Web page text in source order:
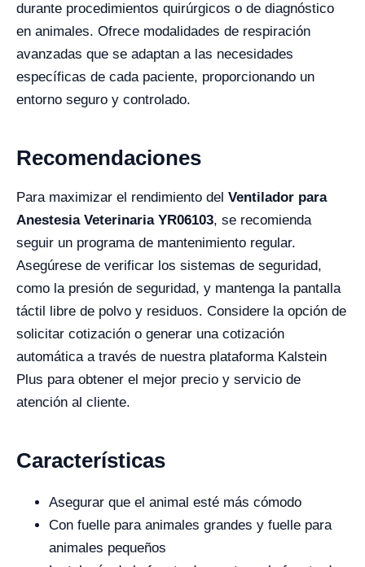
durante procedimientos quirúrgicos o de diagnóstico
en animales. Ofrece modalidades de respiración
avanzadas que se adaptan a las necesidades
específicas de cada paciente, proporcionando un
entorno seguro y controlado.
Recomendaciones
Para maximizar el rendimiento del Ventilador para
Anestesia Veterinaria YR06103, se recomienda
seguir un programa de mantenimiento regular.
Asegúrese de verificar los sistemas de seguridad,
como la presión de seguridad, y mantenga la pantalla
táctil libre de polvo y residuos. Considere la opción de
solicitar cotización o generar una cotización
automática a través de nuestra plataforma Kalstein
Plus para obtener el mejor precio y servicio de
atención al cliente.
Características
Asegurar que el animal esté más cómodo
Con fuelle para animales grandes y fuelle para
animales pequeños